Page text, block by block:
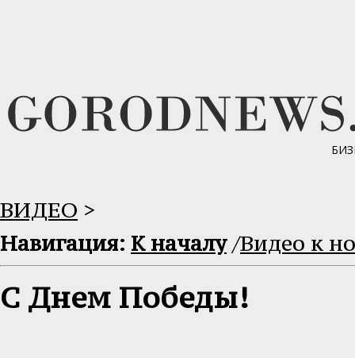
ВИДЕО >
Навигация: К началу/Видео к
С Днем Победы!